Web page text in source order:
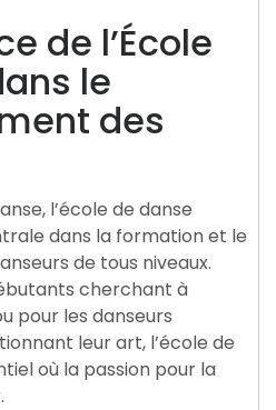
de l’École
le
des
l’école de danse
dans la formation et le
de tous niveaux.
cherchant à
pour les danseurs
leur art, l’école de
où la passion pour la